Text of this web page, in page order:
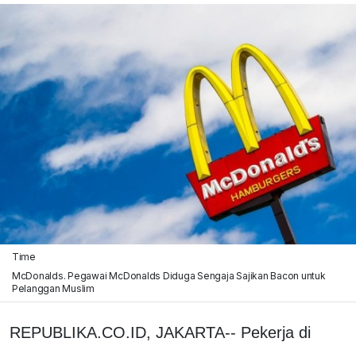
Time
McDonalds. Pegawai McDonalds Diduga Sengaja Sajikan Bacon untuk
Pelanggan Muslim
REPUBLIKA.CO.ID, JAKARTA-- Pekerja di